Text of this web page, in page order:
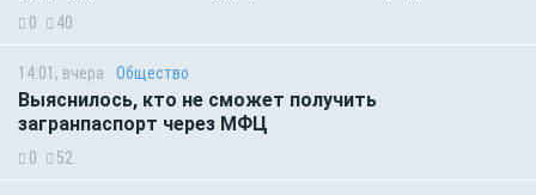
0 40
14:01, вчера Общество
Выяснилось, кто не сможет получить
загранпаспорт через МФЦ
0 52